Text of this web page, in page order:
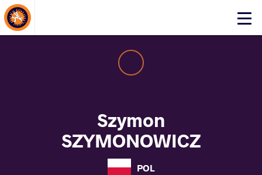
Click
About Events
Szymon
SZYMONOWICZ
POL